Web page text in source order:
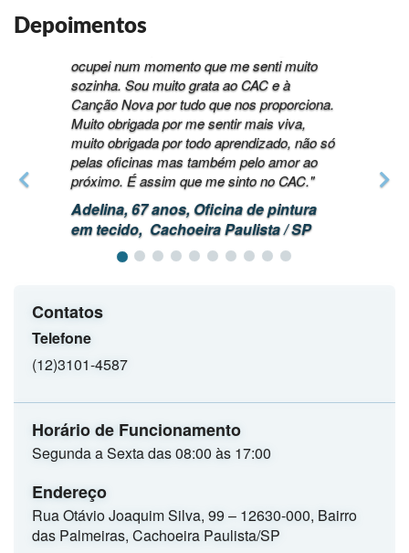
Depoimentos
idade. Além das oficinas de culinária,
ocupei num momento que me senti muito
sozinha. Sou muito grata ao CAC e à
Canção Nova por tudo que nos proporciona.
Muito obrigada por me sentir mais viva,
muito obrigada por todo aprendizado, não só
pelas oficinas mas também pelo amor ao
próximo. É assim que me sinto no CAC."
Adelina, 67 anos, Oficina de pintura
em tecido, Cachoeira Paulista / SP
Contatos
Telefone
(12)3101-4587
Horário de Funcionamento
Segunda a Sexta das 08:00 às 17:00
Endereço
Rua Otávio Joaquim Silva, 99 – 12630-000, Bairro
das Palmeiras, Cachoeira Paulista/SP